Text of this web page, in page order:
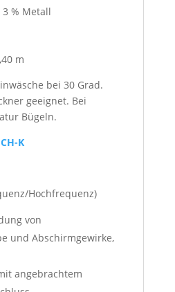
% Metall
m
bei 30 Grad.
geeignet. Bei
Bügeln.
K
Hochfrequenz)
von
und Abschirmgewirke,
angebrachtem